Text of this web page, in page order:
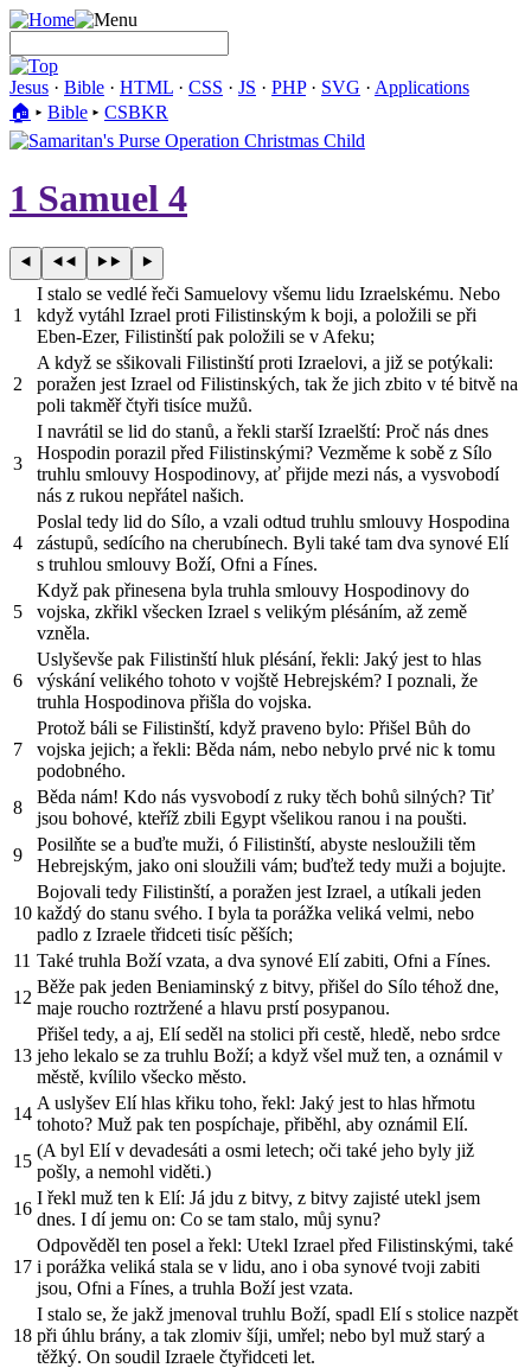
Jesus · Bible · HTML · CSS · JS · PHP· SVG · Applications
🏠︎ ▸ Bible ▸ CSBKR
1 Samuel 4
1
I stalo se vedlé řeči Samuelovy všemu lidu Izraelskému. Nebo
když vytáhl Izrael proti Filistinským k boji, a položili se při
Eben-Ezer, Filistinští pak položili se v Afeku;
2
A když se sšikovali Filistinští proti Izraelovi, a již se potýkali:
poražen jest Izrael od Filistinských, tak že jich zbito v té bitvě na
poli takměř čtyři tisíce mužů.
3
I navrátil se lid do stanů, a řekli starší Izraelští: Proč nás dnes
Hospodin porazil před Filistinskými? Vezměme k sobě z Sílo
truhlu smlouvy Hospodinovy, ať přijde mezi nás, a vysvobodí
nás z rukou nepřátel našich.
4
Poslal tedy lid do Sílo, a vzali odtud truhlu smlouvy Hospodina
zástupů, sedícího na cherubínech. Byli také tam dva synové Elí
s truhlou smlouvy Boží, Ofni a Fínes.
5
Když pak přinesena byla truhla smlouvy Hospodinovy do
vojska, zkřikl všecken Izrael s velikým plésáním, až země
vzněla.
6
Uslyševše pak Filistinští hluk plésání, řekli: Jaký jest to hlas
výskání velikého tohoto v vojště Hebrejském? I poznali, že
truhla Hospodinova přišla do vojska.
7
Protož báli se Filistinští, když praveno bylo: Přišel Bůh do
vojska jejich; a řekli: Běda nám, nebo nebylo prvé nic k tomu
podobného.
8
Běda nám! Kdo nás vysvobodí z ruky těch bohů silných? Tiť
jsou bohové, kteříž zbili Egypt všelikou ranou i na poušti.
9
Posilňte se a buďte muži, ó Filistinští, abyste nesloužili těm
Hebrejským, jako oni sloužili vám; buďtež tedy muži a bojujte.
10
Bojovali tedy Filistinští, a poražen jest Izrael, a utíkali jeden
každý do stanu svého. I byla ta porážka veliká velmi, nebo
padlo z Izraele třidceti tisíc pěších;
11 Také truhla Boží vzata, a dva synové Elí zabiti, Ofni a Fínes.
12
Běže pak jeden Beniaminský z bitvy, přišel do Sílo téhož dne,
maje roucho roztržené a hlavu prstí posypanou.
13
Přišel tedy, a aj, Elí seděl na stolici při cestě, hledě, nebo srdce
jeho lekalo se za truhlu Boží; a když všel muž ten, a oznámil v
městě, kvílilo všecko město.
14
A uslyšev Elí hlas křiku toho, řekl: Jaký jest to hlas hřmotu
tohoto? Muž pak ten pospíchaje, přiběhl, aby oznámil Elí.
15
(A byl Elí v devadesáti a osmi letech; oči také jeho byly již
pošly, a nemohl viděti.)
16
I řekl muž ten k Elí: Já jdu z bitvy, z bitvy zajisté utekl jsem
dnes. I dí jemu on: Co se tam stalo, můj synu?
17
Odpověděl ten posel a řekl: Utekl Izrael před Filistinskými, také
i porážka veliká stala se v lidu, ano i oba synové tvoji zabiti
jsou, Ofni a Fínes, a truhla Boží jest vzata.
18
I stalo se, že jakž jmenoval truhlu Boží, spadl Elí s stolice nazpět
při úhlu brány, a tak zlomiv šíji, umřel; nebo byl muž starý a
těžký. On soudil Izraele čtyřidceti let.